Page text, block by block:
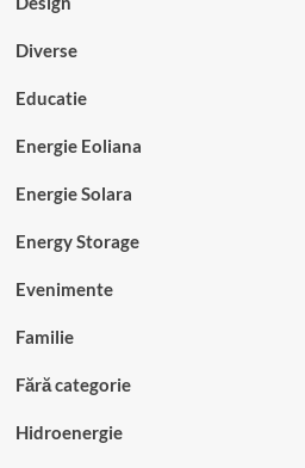
Diverse
Educatie
Energie Eoliana
Energie Solara
Energy Storage
Evenimente
Familie
Fără categorie
Hidroenergie